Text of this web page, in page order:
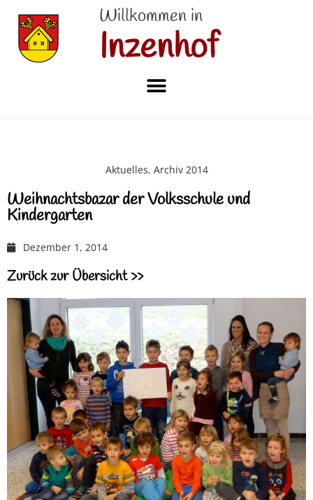
Willkommen in
Inzenhof
Aktuelles, Archiv 2014
Weihnachtsbazar der Volksschule und
Kindergarten
Dezember 1, 2014
Zurück zur Übersicht >>